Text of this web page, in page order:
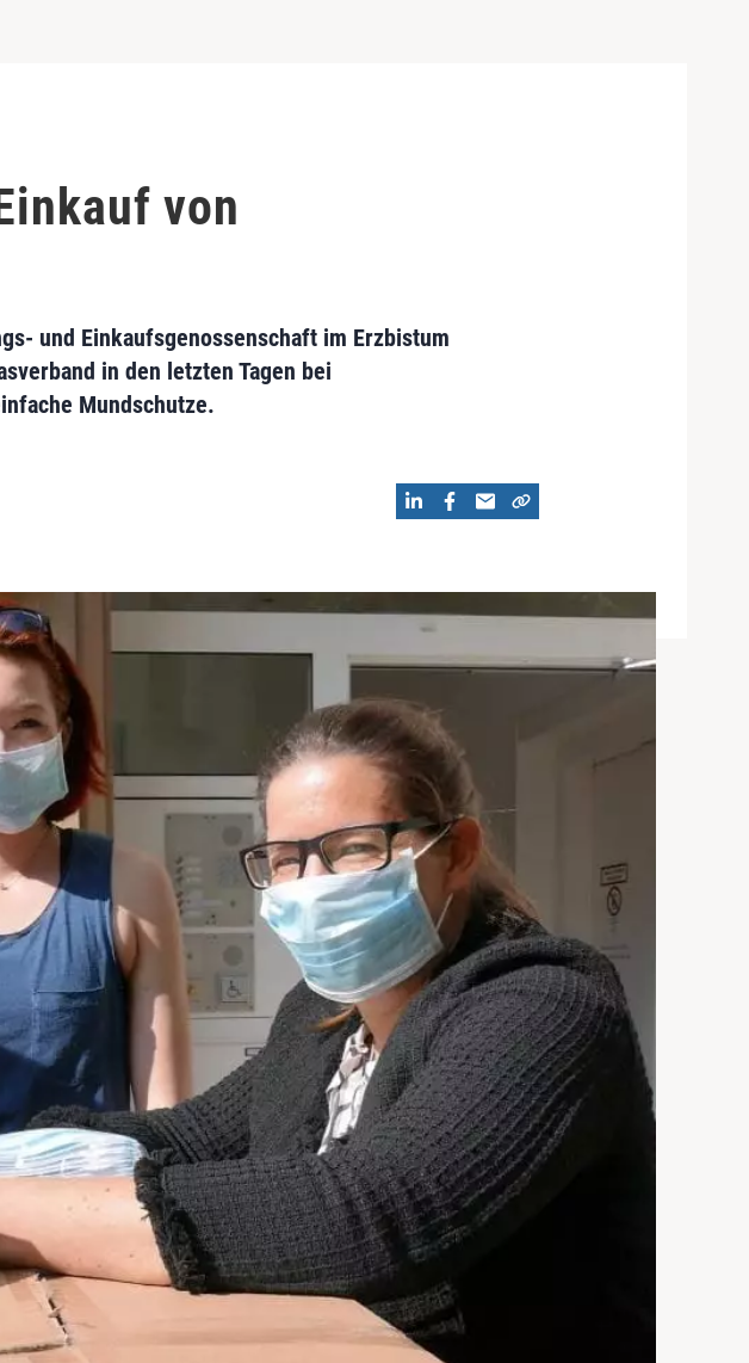
von
und Einkaufsgenossenschaft im Erzbistum
in den letzten Tagen bei
Mundschutze.